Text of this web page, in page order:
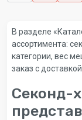
В разделе
ассортимента:
категории, вес
заказ с
Секонд-